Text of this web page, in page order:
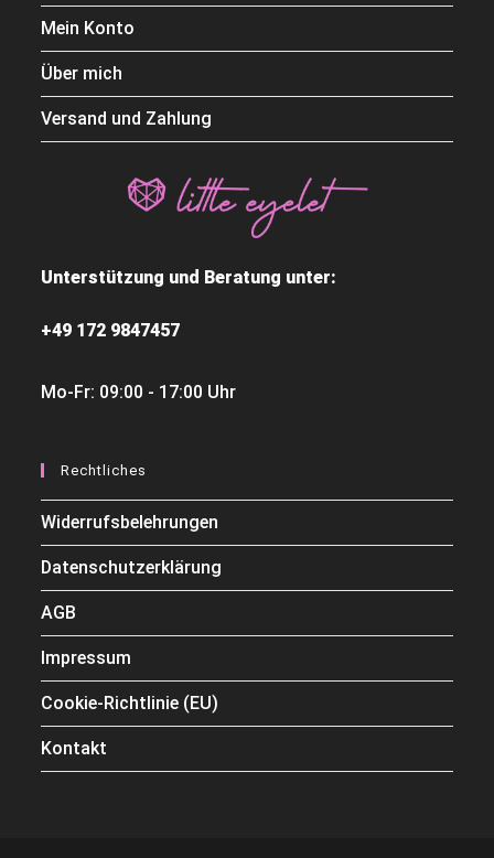
Mein Konto
Über mich
Versand und Zahlung
Unterstützung und Beratung unter:
+49 172 9847457
Mo-Fr: 09:00 - 17:00 Uhr
Rechtliches
Widerrufsbelehrungen
Datenschutzerklärung
AGB
Impressum
Cookie-Richtlinie (EU)
Kontakt